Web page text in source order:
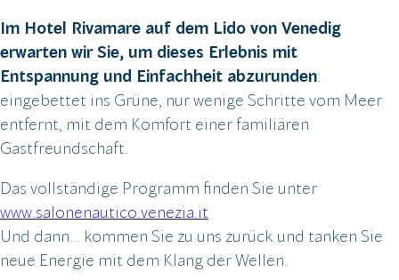
Im Hotel Rivamare auf dem Lido von Venedig
erwarten wir Sie, um dieses Erlebnis mit
Entspannung und Einfachheit abzurunden:
eingebettet ins Grüne, nur wenige Schritte vom Meer
entfernt, mit dem Komfort einer familiären
Gastfreundschaft.
Das vollständige Programm finden Sie unter
www.salonenautico.venezia.it
Und dann… kommen Sie zu uns zurück und tanken Sie
neue Energie mit dem Klang der Wellen.